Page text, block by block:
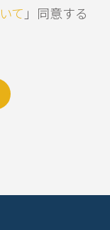
て 」同意する